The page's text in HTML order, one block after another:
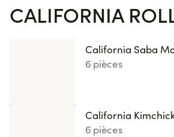
CALIFORNIA
California Saba
6 pièces
California
6 pièces